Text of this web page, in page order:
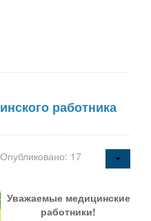
работника
Опубликовано: 17
Уважаемые медицинские
работники!